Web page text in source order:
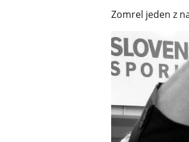
Zomrel jeden z